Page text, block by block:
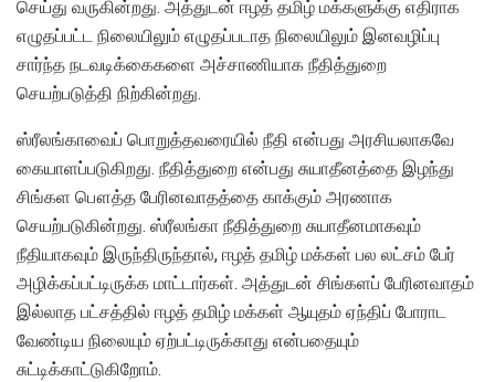
செய்து வருகின்றது. அத்துடன் ஈழத் தமிழ் மக்களுக்கு எதிராக
எழுதப்பட்ட நிலையிலும் எழுதப்படாத நிலையிலும் இனவழிப்பு
சார்ந்த நடவடிக்கைகளை அச்சாணியாக நீதித்துறை
செயற்படுத்தி நிற்கின்றது.
ஸ்ரீலங்காவைப் பொறுத்தவரையில் நீதி என்பது அரசியலாகவே
கையாளப்படுகிறது. நீதித்துறை என்பது சுயாதீனத்தை இழந்து
சிங்கள பௌத்த பேரினவாதத்தை காக்கும் அரணாக
செயற்படுகின்றது. ஸ்ரீலங்கா நீதித்துறை சுயாதீனமாகவும்
நீதியாகவும் இருந்திருந்தால், ஈழத் தமிழ் மக்கள் பல லட்சம் பேர்
அழிக்கப்பட்டிருக்க மாட்டார்கள். அத்துடன் சிங்களப் பேரினவாதம்
இல்லாத பட்சத்தில் ஈழத் தமிழ் மக்கள் ஆயுதம் ஏந்திப் போராட
வேண்டிய நிலையும் ஏற்பட்டிருக்காது என்பதையும்
சுட்டிக்காட்டுகிறோம்.